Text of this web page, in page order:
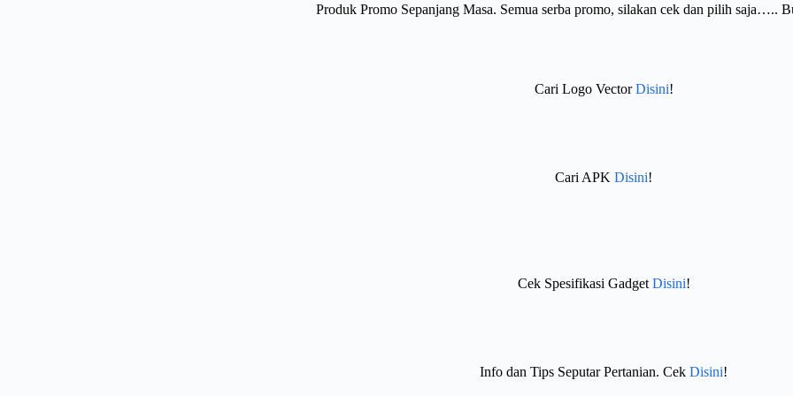
Produk Promo Sepanjang Masa. Semua serba promo, silakan cek dan pilih saja…..
Cari Logo VectorDisini!
Cari APK Disini!
Cek Spesifikasi GadgetDisini!
Info dan Tips Seputar Pertanian. Cek Disini!